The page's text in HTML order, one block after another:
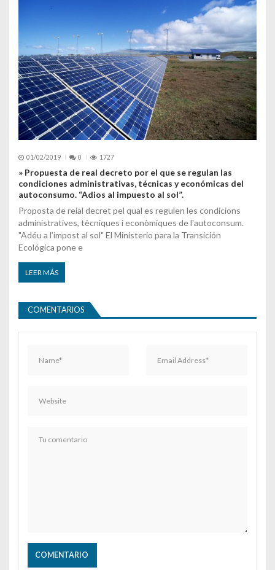
01/02/2019 0 1727
» Propuesta de real decreto por el que se regulan las
condiciones administrativas, técnicas y económicas del
autoconsumo. “Adios al impuesto al sol”.
Proposta de reial decret pel qual es regulen les condicions
administratives, tècniques i econòmiques de l'autoconsum.
"Adéu a l’impost al sol" El Ministerio para la Transición
Ecológica pone e
LEER MÁS
COMENTARIOS